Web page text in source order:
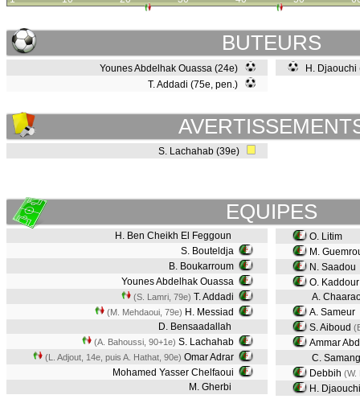
BUTEURS
Younes Abdelhak Ouassa (24e)
T. Addadi (75e, pen.)
H.
S. Lachahab (39e)
EQUIPES
H. Ben Cheikh El Feggoun
S. Bouteldja
B. Boukarroum
Younes Abdelhak Ouassa
(S. Lamri, 79e) T. Addadi
(M. Mehdaoui, 79e) H. Messiad
D. Bensaadallah
(A. Bahoussi, 90+1e) S. Lachahab
(L. Adjout, 14e, puis A. Hathat, 90e) Omar Adrar
Mohamed Yasser Chelfaoui
M. Gherbi
O. Litim
M.
N. Saadou
O. Kaddour
A.
A. Sameur
S. Aiboud
Ammar
C.
Debbih (W.
H. Djaouchi